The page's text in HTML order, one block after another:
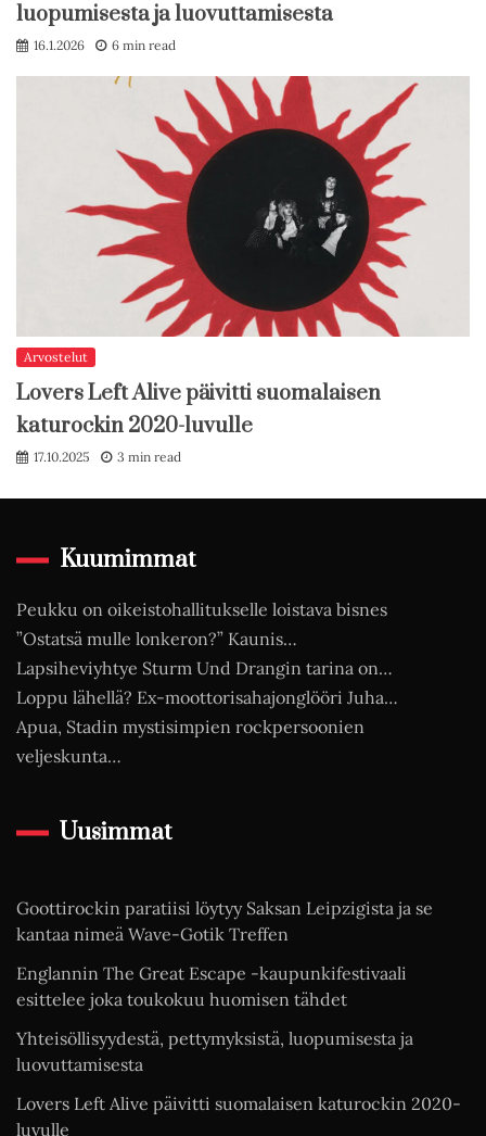
luopumisesta ja luovuttamisesta
16.1.2026 6 min read
Arvostelut
Lovers Left Alive päivitti suomalaisen
katurockin 2020-luvulle
17.10.2025 3 min read
Kuumimmat
Peukku on oikeistohallitukselle loistava bisnes
”Ostatsä mulle lonkeron?” Kaunis…
Lapsiheviyhtye Sturm Und Drangin tarina on…
Loppu lähellä? Ex-moottorisahajonglööri Juha…
Apua, Stadin mystisimpien rockpersoonien
veljeskunta…
Uusimmat
Goottirockin paratiisi löytyy Saksan Leipzigista ja se
kantaa nimeä Wave-Gotik Treffen
Englannin The Great Escape -kaupunkifestivaali
esittelee joka toukokuu huomisen tähdet
Yhteisöllisyydestä, pettymyksistä, luopumisesta ja
luovuttamisesta
Lovers Left Alive päivitti suomalaisen katurockin 2020-
luvulle